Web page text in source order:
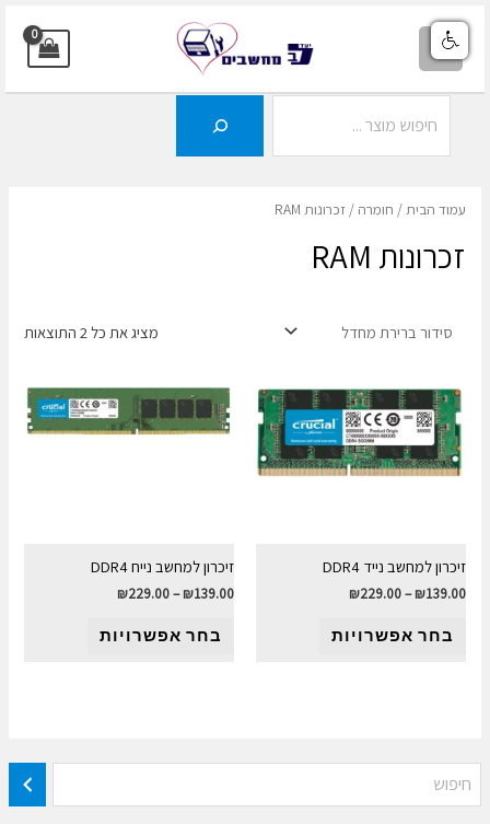
דילוג
לתוכן
MAIN
עמוד הבית/ חומרה / זכרונות RAM
זכרונות RAM
מציג את כל 2 התוצאות
זיכרון למחשב נייד DDR4
₪139.00
–
₪229.00
בחר אפשרויות
זיכרון למחשב נייח DDR4
₪139.00
–
₪229.00
בחר אפשרויות